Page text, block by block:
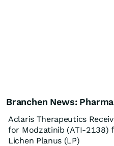
Branchen News:
Aclaris Therapeutics
for Modzatinib (ATI-2138)
Lichen Planus (LP)